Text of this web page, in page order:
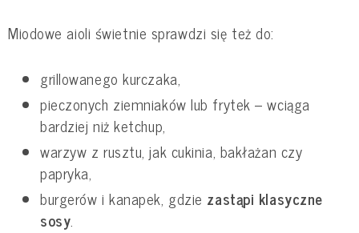
Miodowe aioli świetnie sprawdzi się też do:
grillowanego kurczaka,
pieczonych ziemniaków lub frytek – wciąga
bardziej niż ketchup,
warzyw z rusztu, jak cukinia, bakłażan czy
papryka,
burgerów i kanapek, gdzie zastąpi klasyczne
sosy.